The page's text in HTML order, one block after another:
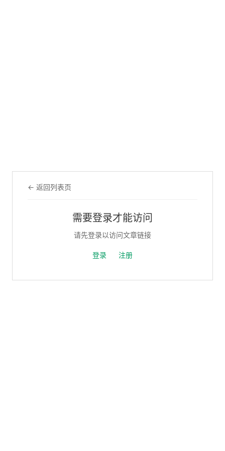
← 返回列表页
需要登录才能访问
请先登录以访问文章链接
登录 注册